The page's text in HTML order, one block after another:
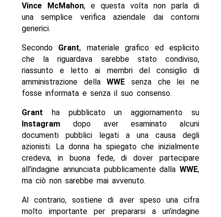
Vince McMahon, e questa volta non parla di
una semplice verifica aziendale dai contorni
generici.
Secondo Grant, materiale grafico ed esplicito
che la riguardava sarebbe stato condiviso,
riassunto e letto ai membri del consiglio di
amministrazione dellaWWE senza che lei ne
fosse informata e senza il suo consenso.
Grant ha pubblicato un aggiornamento su
Instagramdopo aver esaminato alcuni
documenti pubblici legati a una causa degli
azionisti. La donna ha spiegato che inizialmente
credeva, in buona fede, di dover partecipare
all’indagine annunciata pubblicamente dallaWWE,
ma ciò non sarebbe mai avvenuto.
Al contrario, sostiene di aver speso una cifra
molto importante per prepararsi a un’indagine